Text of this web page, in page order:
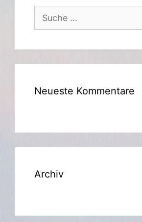
nach:
Neueste Kommentare
Archiv